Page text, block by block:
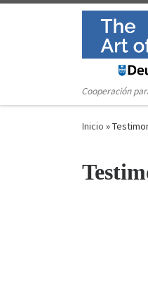
Cooperación
Inicio »